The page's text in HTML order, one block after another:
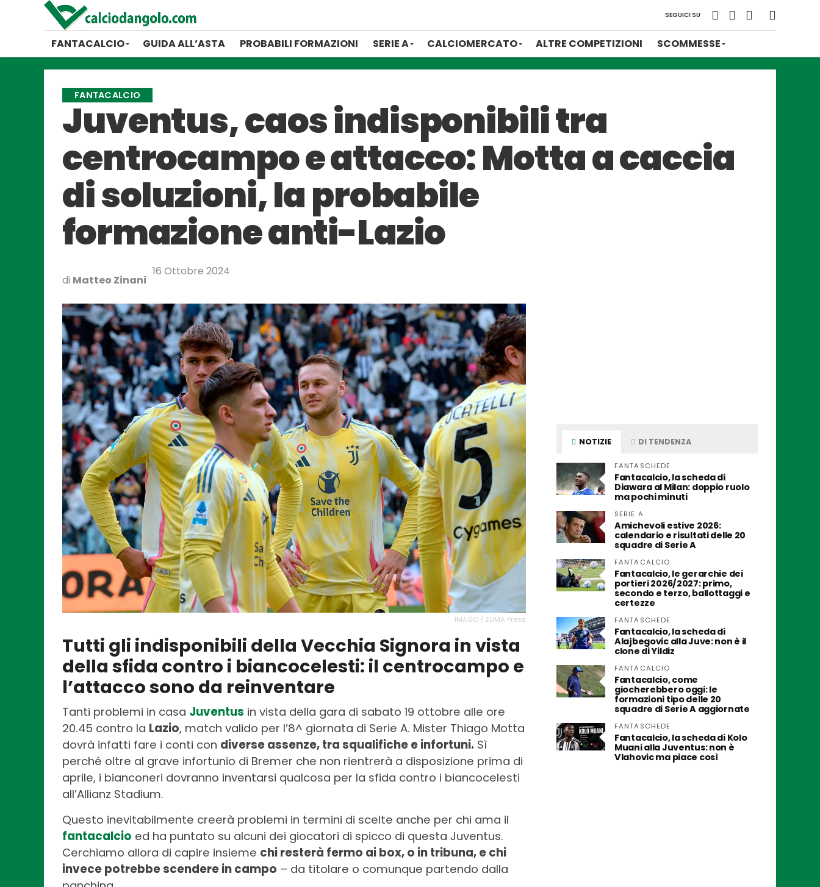
SEGUICI SU
FANTACALCIO GUIDA ALL’ASTA PROBABILI FORMAZIONI SERIE A CALCIOMERCATO ALTRE COMPETIZIONI SCOMMESSE
FANTACALCIO
Juventus, caos indisponibili tra
centrocampo e attacco: Motta a caccia
di soluzioni, la probabile
formazione anti-Lazio
di Matteo Zinani
16 Ottobre 2024
IMAGO / ZUMA Press
Tutti gli indisponibili della Vecchia Signora in vista
della sfida contro i biancocelesti: il centrocampo e
l’attacco sono da reinventare
Tanti problemi in casa Juventus in vista della gara di sabato 19 ottobre alle ore
20.45 contro la Lazio, match valido per l’8^ giornata di Serie A. Mister Thiago Motta
dovrà infatti fare i conti con diverse assenze, tra squalifiche e infortuni. Sì
perché oltre al grave infortunio di Bremer che non rientrerà a disposizione prima di
aprile, i bianconeri dovranno inventarsi qualcosa per la sfida contro i biancocelesti
all’Allianz Stadium.
Questo inevitabilmente creerà problemi in termini di scelte anche per chi ama il
fantacalcio ed ha puntato su alcuni dei giocatori di spicco di questa Juventus.
Cerchiamo allora di capire insieme chi resterà fermo ai box, o in tribuna, e chi
invece potrebbe scendere in campo – da titolare o comunque partendo dalla
NOTIZIE DI TENDENZA
FANTASCHEDE
Fantacalcio, la scheda di
Diawara al Milan: doppio ruolo
ma pochi minuti
SERIE A
Amichevoli estive 2026:
calendario e risultati delle 20
squadre di Serie A
FANTACALCIO
Fantacalcio, le gerarchie dei
portieri 2026/2027: primo,
secondo e terzo, ballottaggi e
certezze
FANTASCHEDE
Fantacalcio, la scheda di
Alajbegovic alla Juve: non è il
clone di Yildiz
FANTACALCIO
Fantacalcio, come
giocherebbero oggi: le
formazioni tipo delle 20
squadre di Serie A aggiornate
FANTASCHEDE
Fantacalcio, la scheda di Kolo
Muani alla Juventus: non è
Vlahovic ma piace così